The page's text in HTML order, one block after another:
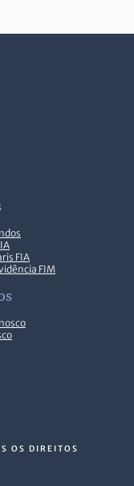
FIA
FIM
OS DIREITOS